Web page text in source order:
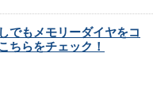
でもメモリーダイヤをコ
ちらをチェック！